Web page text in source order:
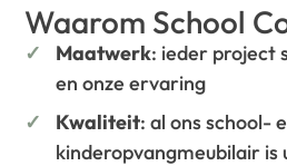
Waarom School
Maatwerk: ieder project
en onze ervaring
Kwaliteit: al ons school-
kinderopvangmeubilair